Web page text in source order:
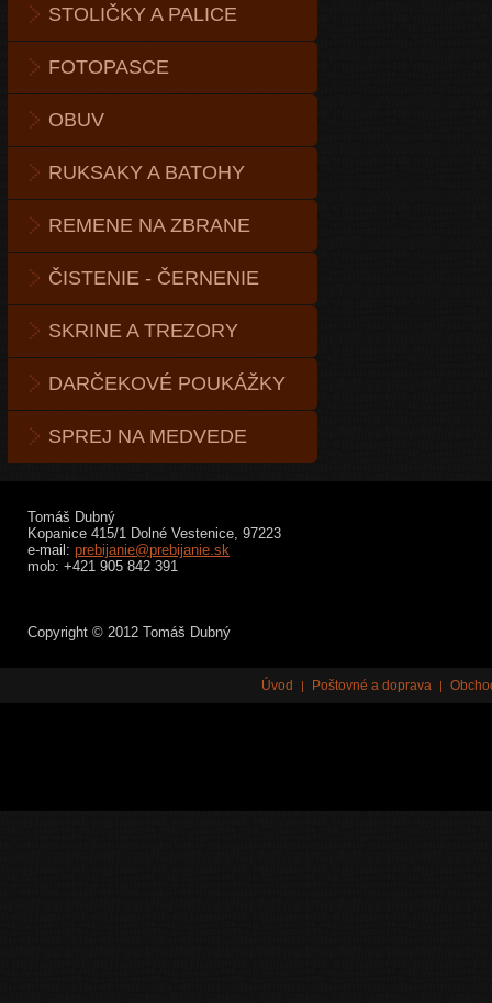
STOLIČKY A PALICE
FOTOPASCE
OBUV
RUKSAKY A BATOHY
REMENE NA ZBRANE
ČISTENIE - ČERNENIE
SKRINE A TREZORY
DARČEKOVÉ POUKÁŽKY
SPREJ NA MEDVEDE
Tomáš Dubný
Kopanice 415/1 Dolné Vestenice, 97223
e-mail: prebijanie@prebijanie.sk
mob: +421 905 842 391
Copyright © 2012 Tomáš Dubný
Úvod | Poštovné a doprava |